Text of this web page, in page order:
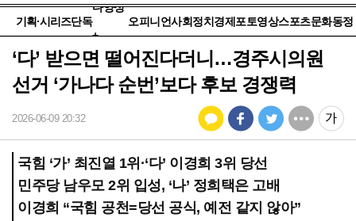
기획·시리즈단독
다양성
+
오피니언사회정치 경제 포토영상스포츠문화동정
‘다’ 받으면 떨어진다더니…경주시의원
선거 ‘가나다 순번’보다 후보 경쟁력
2026-06-09 20:32
국힘 ‘가’ 최진열 1위·‘다’ 이경희 3위 당선
민주당 남우모 2위 입성, ‘나’ 정희택은 고배
이경희 “국힘 공천=당선 공식, 예전 같지 않아”